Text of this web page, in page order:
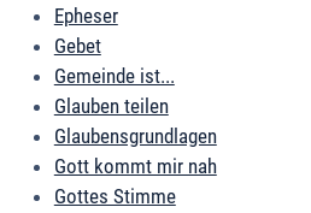
Epheser
Gebet
Gemeinde ist...
Glauben teilen
Glaubensgrundlagen
Gott kommt mir nah
Gottes Stimme